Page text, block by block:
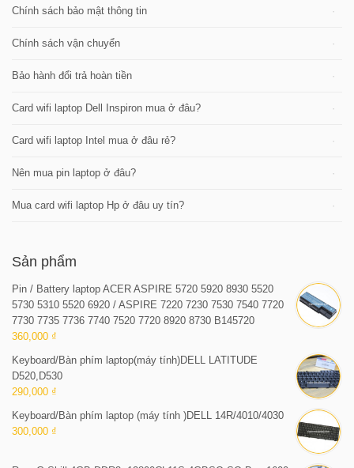
Chính sách bảo mật thông tin
Chính sách vận chuyển
Bảo hành đổi trả hoàn tiền
Card wifi laptop Dell Inspiron mua ở đâu?
Card wifi laptop Intel mua ở đâu rẻ?
Nên mua pin laptop ở đâu?
Mua card wifi laptop Hp ở đâu uy tín?
Sản phẩm
Pin / Battery laptop ACER ASPIRE 5720 5920 8930 5520
5730 5310 5520 6920 / ASPIRE 7220 7230 7530 7540 7720
7730 7735 7736 7740 7520 7720 8920 8730 B145720
360,000 ₫
Keyboard/Bàn phím laptop(máy tính)DELL LATITUDE
D520,D530
290,000 ₫
Keyboard/Bàn phím laptop (máy tính )DELL 14R/4010/4030
300,000 ₫